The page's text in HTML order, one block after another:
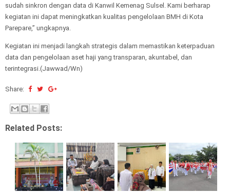
sudah sinkron dengan data di Kanwil Kemenag Sulsel. Kami berharap
kegiatan ini dapat meningkatkan kualitas pengelolaan BMH di Kota
Parepare,” ungkapnya.
Kegiatan ini menjadi langkah strategis dalam memastikan keterpaduan
data dan pengelolaan aset haji yang transparan, akuntabel, dan
terintegrasi.(Jawwad/Wn)
Share:
Related Posts: